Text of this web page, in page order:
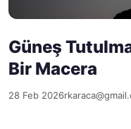
Güneş
Bir Macera
28 Feb 2026